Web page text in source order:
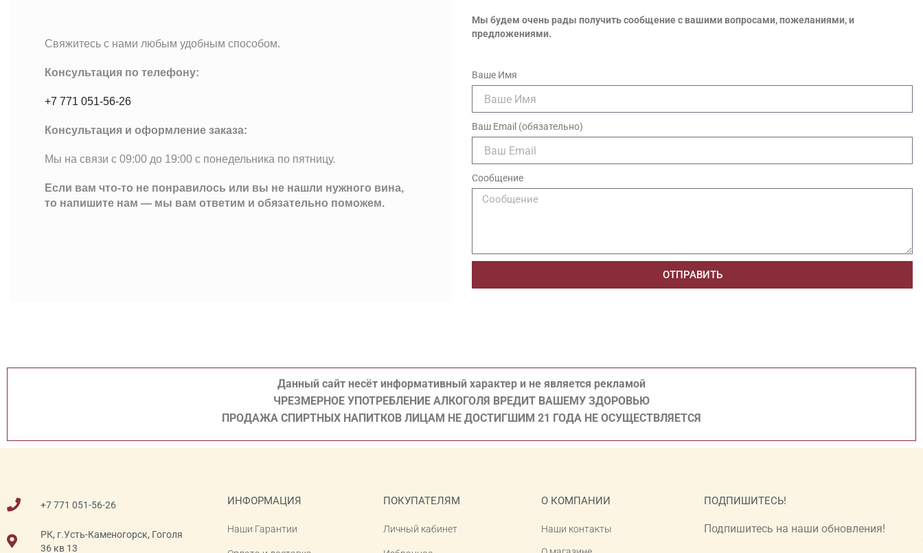
Свяжитесь с нами любым удобным способом.
Консультация по телефону:
+7 771 051-56-26
Консультация и оформление заказа:
Мы на связи с 09:00 до 19:00 с понедельника по пятницу.
Если вам что-то не понравилось или вы не нашли нужного вина,
то напишите нам — мы вам ответим и обязательно поможем.
Мы будем очень рады получить сообщение с вашими вопросами, пожеланиями, и
предложениями.
Ваше Имя
Ваш Email (обязательно)
Сообщение
ОТПРАВИТЬ
Данный сайт несёт информативный характер и не является рекламой
ЧРЕЗМЕРНОЕ УПОТРЕБЛЕНИЕ АЛКОГОЛЯ ВРЕДИТ ВАШЕМУ ЗДОРОВЬЮ
ПРОДАЖА СПИРТНЫХ НАПИТКОВ ЛИЦАМ НЕ ДОСТИГШИМ 21 ГОДА НЕ ОСУЩЕСТВЛЯЕТСЯ
+7 771 051-56-26
РК, г.Усть-Каменогорск, Гоголя
36 кв 13
ИНФОРМАЦИЯ
Наши Гарантии
ПОКУПАТЕЛЯМ
Личный кабинет
О КОМПАНИИ
Наши контакты
ПОДПИШИТЕСЬ!
Подпишитесь на наши обновления!